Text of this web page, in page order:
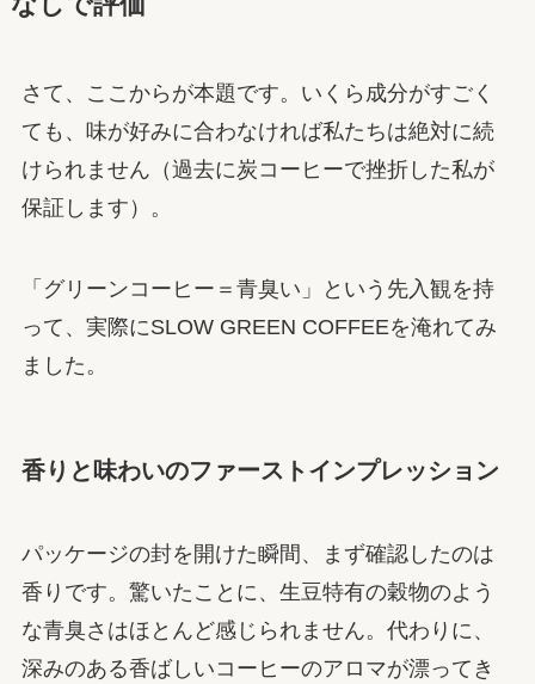
さて、ここからが本題です。いくら成分がすごく
ても、味が好みに合わなければ私たちは絶対に続
けられません（過去に炭コーヒーで挫折した私が
保証します）。
「グリーンコーヒー＝青臭い」という先入観を持
って、実際にSLOW GREEN COFFEEを淹れてみ
ました。
香りと味わいのファーストインプレッション
パッケージの封を開けた瞬間、まず確認したのは
香りです。驚いたことに、生豆特有の穀物のよう
な青臭さはほとんど感じられません。代わりに、
深みのある香ばしいコーヒーのアロマが漂ってき